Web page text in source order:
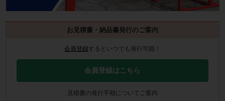
お見積書・納品書発行のご案内
会員登録するといつでも発行可能！
会員登録はこちら
見積書の発行手順についてご案内